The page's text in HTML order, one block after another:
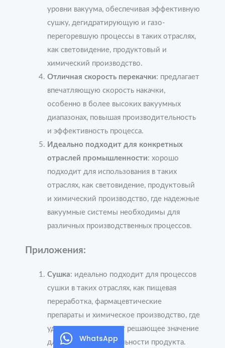
уровни вакуума, обеспечивая эффективную
сушку, дегидратирующую и газо-
перегоревшую процессы в таких отраслях,
как световидение, продуктовый и
химический производство.
Отличная скорость перекачки: предлагает
впечатляющую скорость накачки,
особенно в более высоких вакуумных
диапазонах, повышая производительность
и эффективность процесса.
Идеально подходит для конкретных
отраслей промышленности: хорошо
подходит для использования в таких
отраслях, как световидение, продуктовый
и химический производство, где надежные
вакуумные системы необходимы для
различных производственных процессов.
Приложения:
Сушка: идеально подходит для процессов
сушки в таких отраслях, как пищевая
переработка, фармацевтические
препараты и химическое производство, где
удаление влаги имеет решающее значение
для качества и стабильности продукта.
WhatsApp